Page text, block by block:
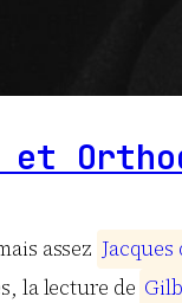
et
assez Jacques
la lecture de Gilb